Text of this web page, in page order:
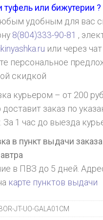
туфель или бижутерии ?
удобным для вас
8(804)333-90-81 ,
или через
персональное
скидкой
курьером – от 200
доставит заказ по
За 1 час до выезда
в пункт выдачи
в ПВЗ до 5 дней.
карте пунктов выдачи
JT-UO-GALA01CM